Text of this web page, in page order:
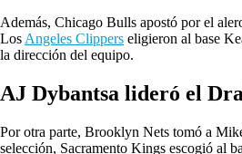
Además, Chicago Bulls apostó por el
Los Angeles Clippers eligieron al base
la dirección del equipo.
AJ Dybantsa lideró el
Por otra parte, Brooklyn Nets tomó a
selección, Sacramento Kings escogió al